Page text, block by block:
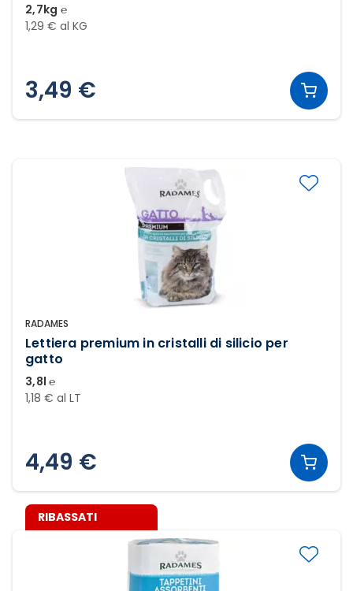
2,7kg ℮
1,29 € al KG
3,49 €
RADAMES
Lettiera premium in cristalli di silicio per
gatto
3,8l ℮
1,18 € al LT
4,49 €
RIBASSATI